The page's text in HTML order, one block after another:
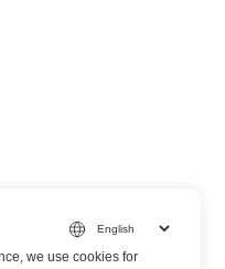
we use cookies for